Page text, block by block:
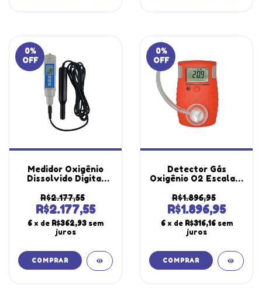
0%
OFF
Medidor Oxigênio
Dissolvido Digital
Hold Memória Máx
Mín Mo-920 Portátil
Instrutherm Estojo
Solução
R$2.177,55
R$2.177,55
6 x de R$362,93 sem
juros
0%
OFF
Detector Gás
Oxigênio O2 Escala 0
Sensor Clip Dg-4000
Portátil Instrutherm
R$1.896,95
R$1.896,95
6 x de R$316,16 sem
juros